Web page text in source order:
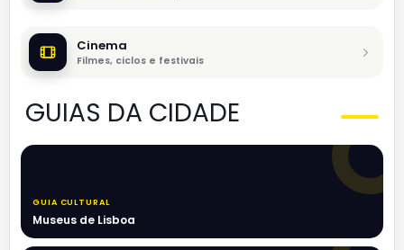
Cinema
Filmes, ciclos e festivais
GUIAS DA CIDADE
GUIA CULTURAL
Museus de Lisboa